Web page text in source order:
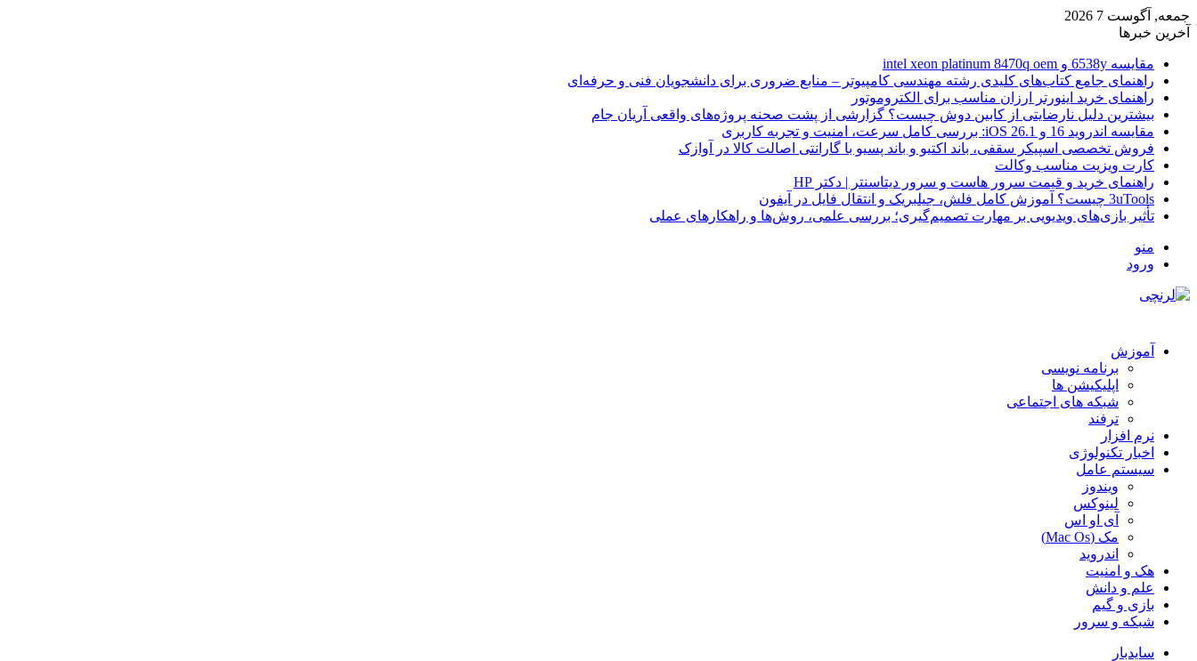
جمعه, آگوست 7 2026
آخرین خبرها
مقایسه 6538y و intel xeon platinum 8470q oem
راهنمای جامع کتاب‌های کلیدی رشته مهندسی کامپیوتر – منابع ضروری برای دانشجویان فنی و حرفه‌ای
راهنمای خرید اینورتر ارزان مناسب برای الکتروموتور
بیشترین دلیل نارضایتی از کابین دوش چیست؟ گزارشی از پشت صحنه پروژه‌های واقعی آریان جام
مقایسه اندروید 16 و iOS 26.1: بررسی کامل سرعت، امنیت و تجربه کاربری
فروش تخصصی اسپیکر سقفی، باند اکتیو و باند پسیو با گارانتی اصالت کالا در آوازک
کارت ویزیت مناسب وکالت
راهنمای خرید و قیمت سرور هاست و سرور دیتاسنتر | دکتر HP
3uTools چیست؟ آموزش کامل فلش، جیلبریک و انتقال فایل در آیفون
تأثیر بازی‌های ویدیویی بر مهارت تصمیم‌گیری؛ بررسی علمی، روش‌ها و راهکارهای عملی
منو
ورود
آموزش
برنامه نویسی
اپلیکیشن ها
شبکه های اجتماعی
ترفند
نرم افزار
اخبار تکنولوژی
سیستم عامل
ویندوز
لینوکس
آی او اس
مک (Mac Os)
اندروید
هک و امنیت
علم و دانش
بازی و گیم
شبکه و سرور
سایدبار